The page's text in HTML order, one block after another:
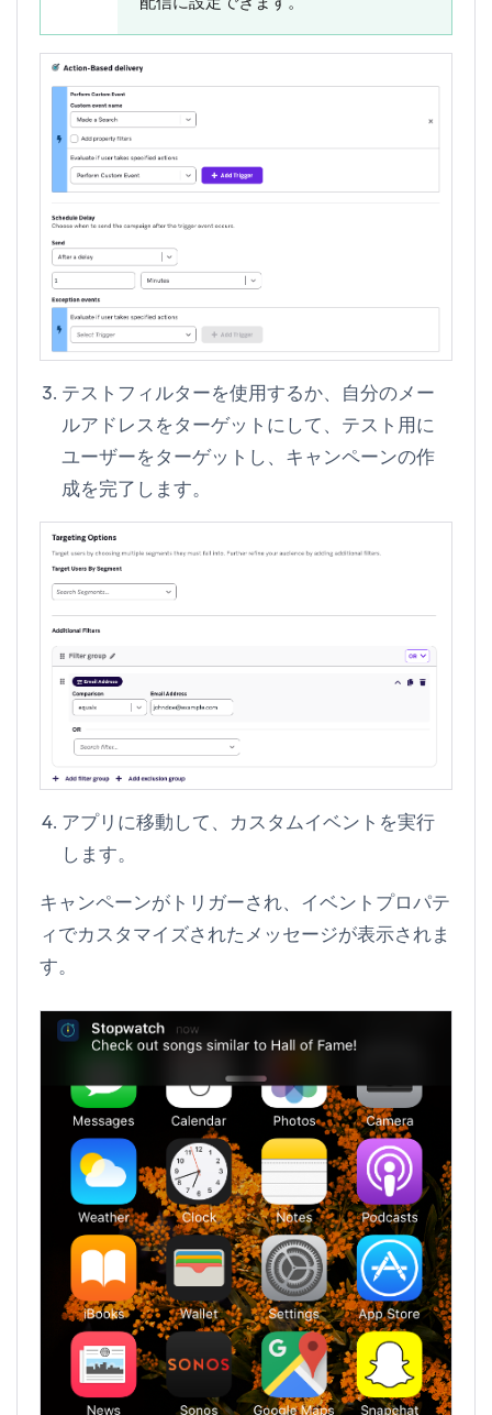
テストフィルターを使用するか、自分のメー
ルアドレスをターゲットにして、テスト用に
ユーザーをターゲットし、キャンペーンの作
成を完了します。
アプリに移動して、カスタムイベントを実行
します。
キャンペーンがトリガーされ、イベントプロパテ
ィでカスタマイズされたメッセージが表示されま
す。